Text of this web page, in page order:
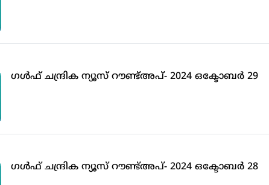
ഗള്‍ഫ് ചന്ദ്രിക ന്യൂസ് റൗണ്ട്അപ്- 2024 ഒക്ടോബര്‍ 29
ഗള്‍ഫ് ചന്ദ്രിക ന്യൂസ് റൗണ്ട്അപ്- 2024 ഒക്ടോബര്‍ 28